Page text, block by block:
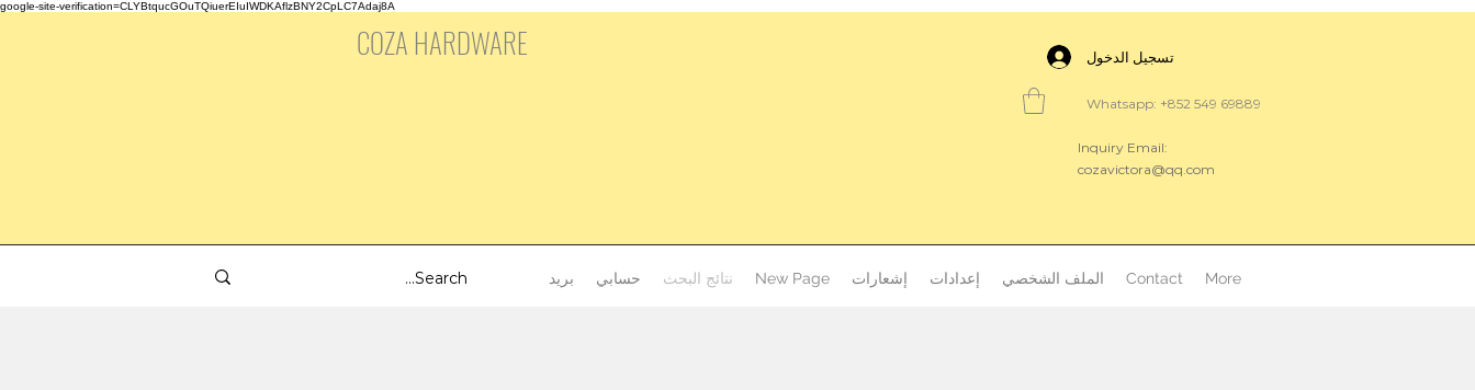
google-site-verification=CLYBtqucGOuTQiuerEIuIWDKAflzBNY2CpLC7Adaj8A
COZA HARDWARE
Whatsapp: +852 549 69889
Inquiry Email:
cozavictora@qq.com
تسجيل الدخول
بريد حسابي نتائج البحث New Page إشعارات إعدادات الملف الشخصي Contact More